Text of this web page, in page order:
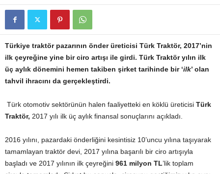
Türkiye traktör pazarının önder üreticisi Türk Traktör, 2017’nin
ilk çeyreğine yine bir ciro artışı ile girdi. Türk Traktör yılın ilk
üç aylık dönemini hemen takiben şirket tarihinde bir ‘ilk’ olan
tahvil ihracını da gerçekleştirdi.
Türk otomotiv sektörünün halen faaliyetteki en köklü üreticisi Türk
Traktör, 2017 yılı ilk üç aylık finansal sonuçlarını açıkladı.
2016 yılını, pazardaki önderliğini kesintisiz 10’uncu yılına taşıyarak
tamamlayan traktör devi, 2017 yılına başarılı bir ciro artışıyla
başladı ve 2017 yılının ilk çeyreğini 961 milyon TL’lik toplam